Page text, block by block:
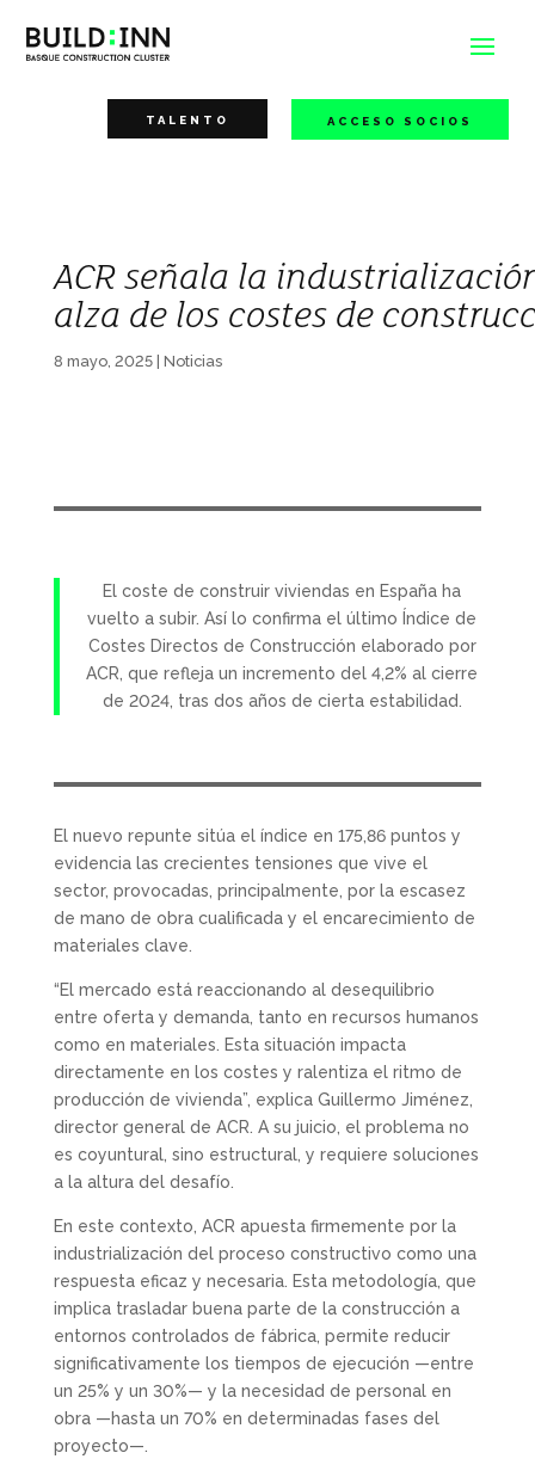
TALENTO ACCESO SOCIOS
ACR señala la
alza de los costes de
8 mayo, 2025| Noticias
El coste de construir viviendas en España ha
vuelto a subir. Así lo confirma el último Índice de
Costes Directos de Construcción elaborado por
ACR, que refleja un incremento del 4,2% al cierre
de 2024, tras dos años de cierta estabilidad.
El nuevo repunte sitúa el índice en 175,86 puntos y
evidencia las crecientes tensiones que vive el
sector, provocadas, principalmente, por la escasez
de mano de obra cualificada y el encarecimiento de
materiales clave.
“El mercado está reaccionando al desequilibrio
entre oferta y demanda, tanto en recursos humanos
como en materiales. Esta situación impacta
directamente en los costes y ralentiza el ritmo de
producción de vivienda”, explica Guillermo Jiménez,
director general de ACR. A su juicio, el problema no
es coyuntural, sino estructural, y requiere soluciones
a la altura del desafío.
En este contexto, ACR apuesta firmemente por la
industrialización del proceso constructivo como una
respuesta eficaz y necesaria. Esta metodología, que
implica trasladar buena parte de la construcción a
entornos controlados de fábrica, permite reducir
significativamente los tiempos de ejecución —entre
un 25% y un 30%— y la necesidad de personal en
obra —hasta un 70% en determinadas fases del
proyecto—.